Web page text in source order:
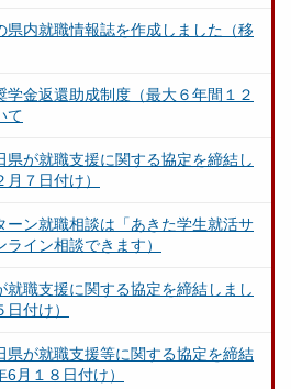
県内就職情報誌を作成しました（移
学金返還助成制度（最大６年間１２
て
県が就職支援に関する協定を締結し
７日付け）
ーン就職相談は「あきた学生就活サ
イン相談できます）
就職支援に関する協定を締結しまし
付け）
県が就職支援等に関する協定を締結
月１８日付け）